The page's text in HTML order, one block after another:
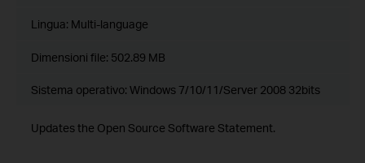
Lingua: Multi-language
Dimensioni file: 502.89 MB
Sistema operativo: Windows 7/10/11/Server 2008 32bits
Updates the Open Source Software Statement.